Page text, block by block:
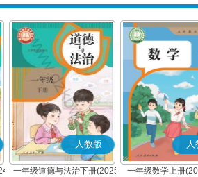
人教版
一年级道德与法治下册(2025
人
一年级数学上册